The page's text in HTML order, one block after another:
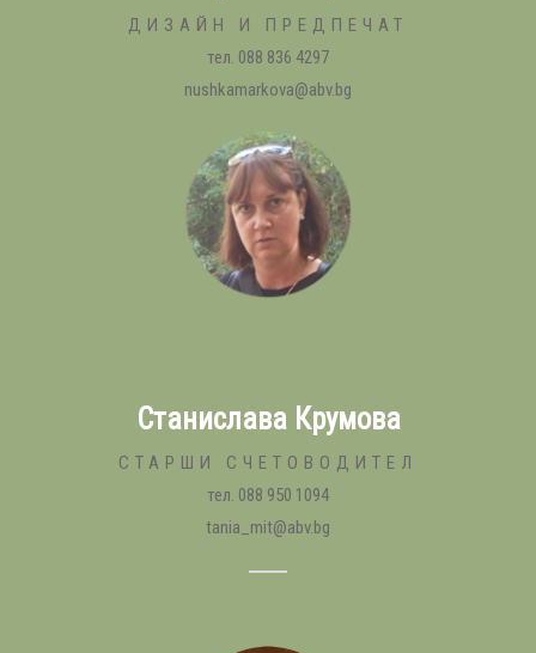
ДИЗАЙН И ПРЕДПЕЧАТ
тел. 088 836 4297
nushkamarkova@abv.bg
Станислава Крумова
СТАРШИ СЧЕТОВОДИТЕЛ
тел. 088 950 1094
tania_mit@abv.bg